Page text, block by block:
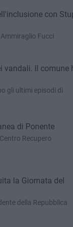
con
Fucci
vandali. Il comune
gli ultimi episodi di
di Ponente
Recupero
la Giornata del
della Repubblica